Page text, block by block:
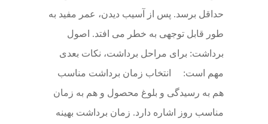
حداقل برسد. پس از آسیب دیدن، عمر مفید به
طور قابل توجهی به خطر می افتد. اصول
برداشت: برای مراحل برداشت، نکات بعدی
مهم است: انتخاب زمان برداشت مناسب
هم به رسیدگی و بلوغ محصول و هم به زمان
مناسب روز اشاره دارد. زمان برداشت بهینه